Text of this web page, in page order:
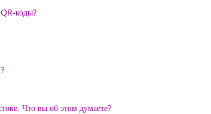
коды?
Что вы об этом думаете?